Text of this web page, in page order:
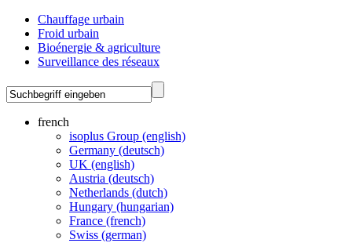
Chauffage urbain
Froid urbain
Bioénergie & agriculture
Surveillance des réseaux
french
isoplus Group (english)
Germany (deutsch)
UK (english)
Austria (deutsch)
Netherlands (dutch)
Hungary (hungarian)
France (french)
Swiss (german)